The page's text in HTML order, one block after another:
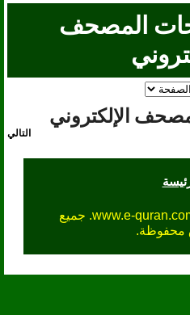
المصحف
التالي
المصحف الإلكتروني www.e-quran.com. جميع
محفوظة.